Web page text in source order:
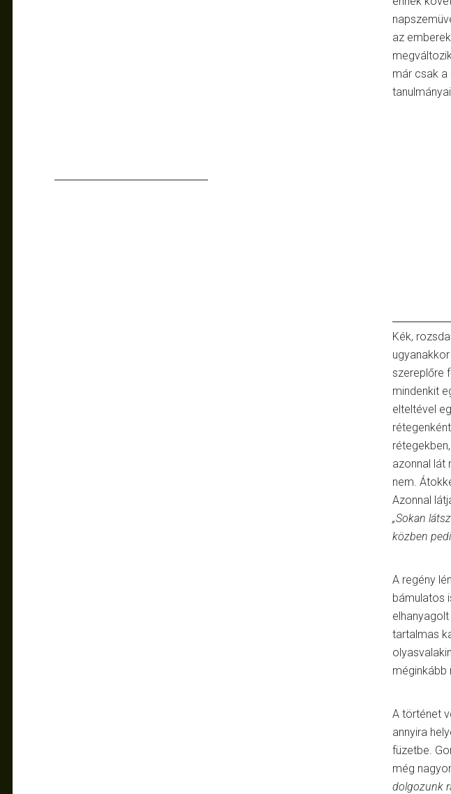
az
már csak a
Kék,
szereplőre
mindenkit
elteltével
azonnal lát
nem.
Azonnal
„Sokan
közben
A regény
bámulatos
tartalmas
méginkább
A történet
annyira
füzetbe.
még
dolgozunk